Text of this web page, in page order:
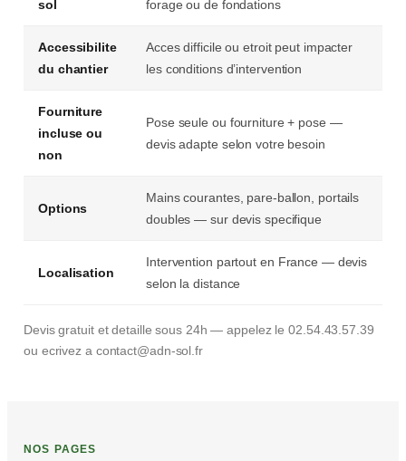
sol forage ou de fondations
Accessibilite
du chantier
Acces difficile ou etroit peut impacter
les conditions d’intervention
Fourniture
incluse ou
non
Pose seule ou fourniture + pose —
devis adapte selon votre besoin
Options
Mains courantes, pare-ballon, portails
doubles — sur devis specifique
Localisation
Intervention partout en France — devis
selon la distance
Devis gratuit et detaille sous 24h — appelez le 02.54.43.57.39
ou ecrivez a contact@adn-sol.fr
NOS PAGES